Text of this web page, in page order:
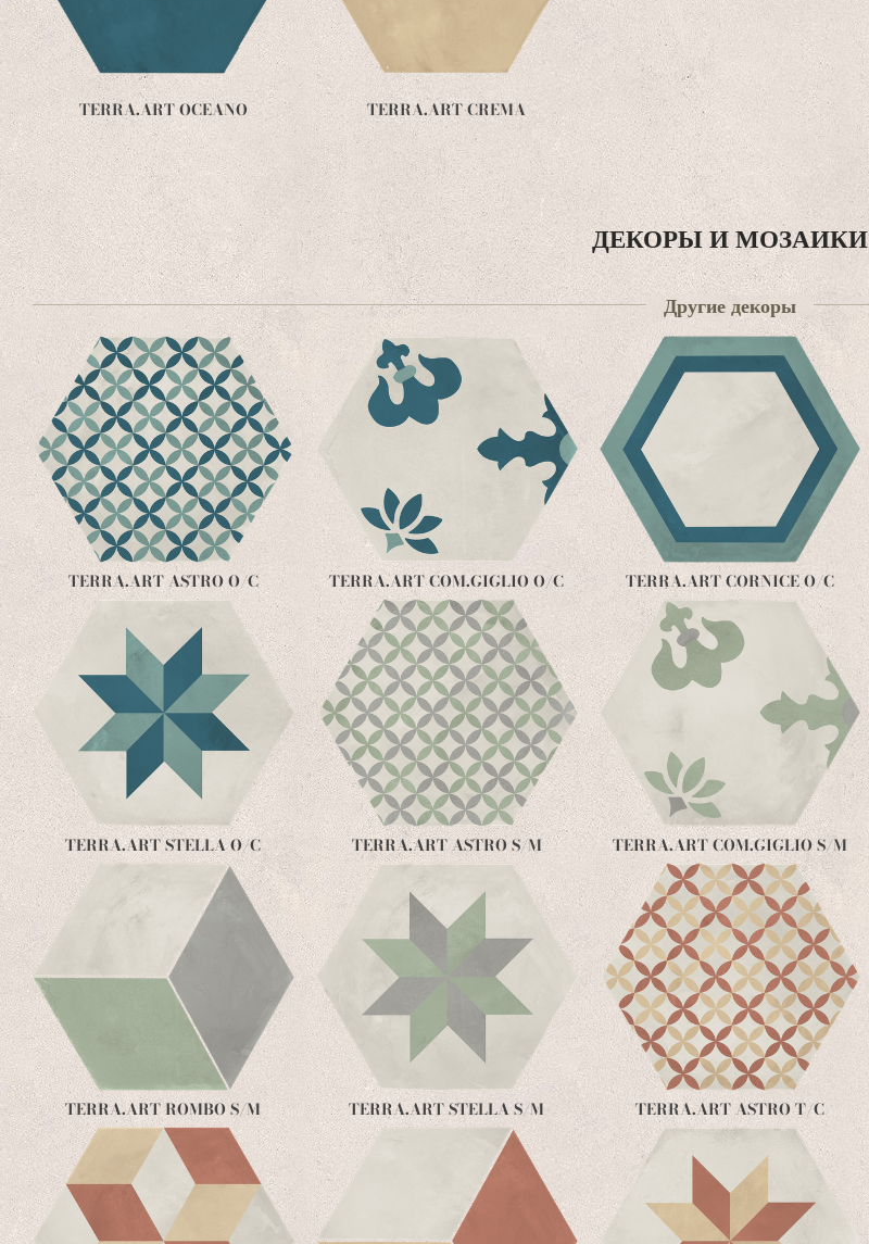
TERRA.ART OCEANO TERRA.ART CREMA
ДЕКОРЫ И МОЗАИКИ
Другие декоры
TERRA.ART ASTRO O/C TERRA.ART COM.GIGLIO O/C TERRA.ART CORNICE O/C
TERRA.ART STELLA O/C TERRA.ART ASTRO S/M TERRA.ART COM.GIGLIO S/M
TERRA.ART ROMBO S/M TERRA.ART STELLA S/M TERRA.ART ASTRO T/C